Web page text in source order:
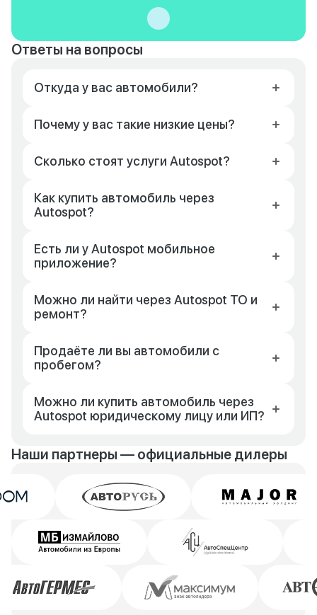
Ответы на вопросы
Откуда у вас автомобили?
Почему у вас такие низкие цены?
Сколько стоят услуги Autospot?
Как купить автомобиль через
Autospot?
Есть ли у Autospot мобильное
приложение?
Можно ли найти через Autospot ТО и
ремонт?
Продаёте ли вы автомобили с
пробегом?
Можно ли купить автомобиль через
Autospot юридическому лицу или ИП?
Наши партнеры — официальные дилеры